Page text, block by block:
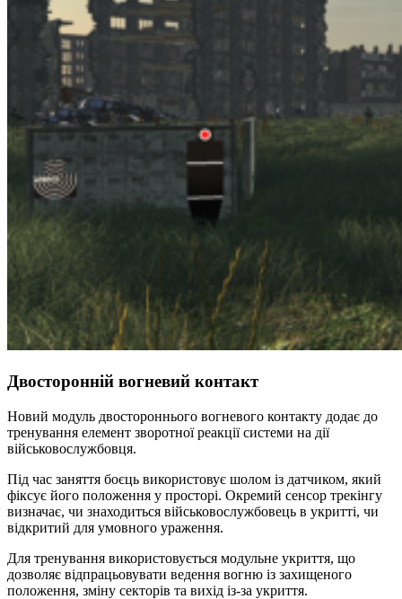
Двосторонній вогневий контакт
Новий модуль двостороннього вогневого контакту додає до
тренування елемент зворотної реакції системи на дії
військовослужбовця.
Під час заняття боєць використовує шолом із датчиком, який
фіксує його положення у просторі. Окремий сенсор трекінгу
визначає, чи знаходиться військовослужбовець в укритті, чи
відкритий для умовного ураження.
Для тренування використовується модульне укриття, що
дозволяє відпрацьовувати ведення вогню із захищеного
положення, зміну секторів та вихід із-за укриття.